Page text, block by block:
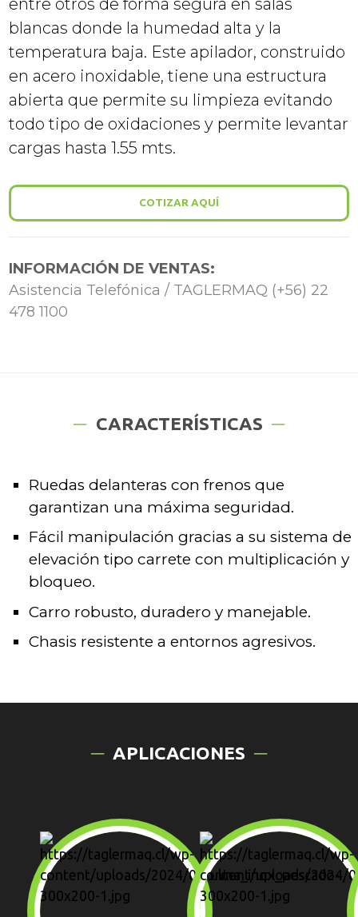
entre otros de forma segura en salas
blancas donde la humedad alta y la
temperatura baja. Este apilador, construido
en acero inoxidable, tiene una estructura
abierta que permite su limpieza evitando
todo tipo de oxidaciones y permite levantar
cargas hasta 1.55 mts.
COTIZAR AQUÍ
INFORMACIÓN DE VENTAS:
Asistencia Telefónica / TAGLERMAQ (+56) 22
478 1100
CARACTERÍSTICAS
Ruedas delanteras con frenos que
garantizan una máxima seguridad.
Fácil manipulación gracias a su sistema de
elevación tipo carrete con multiplicación y
bloqueo.
Carro robusto, duradero y manejable.
Chasis resistente a entornos agresivos.
APLICACIONES